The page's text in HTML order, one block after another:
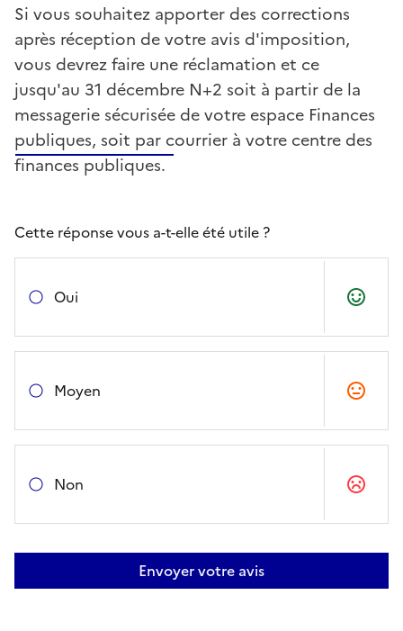
Si vous souhaitez apporter des corrections
après réception de votre avis d'imposition,
vous devrez faire une réclamation et ce
jusqu'au 31 décembre N+2 soit à partir de la
messagerie sécurisée de votre espace Finances
publiques, soit par courrier à votre centre des
finances publiques.
Cette réponse vous a-t-elle été utile ?
Oui
Moyen
Non
Envoyer votre avis